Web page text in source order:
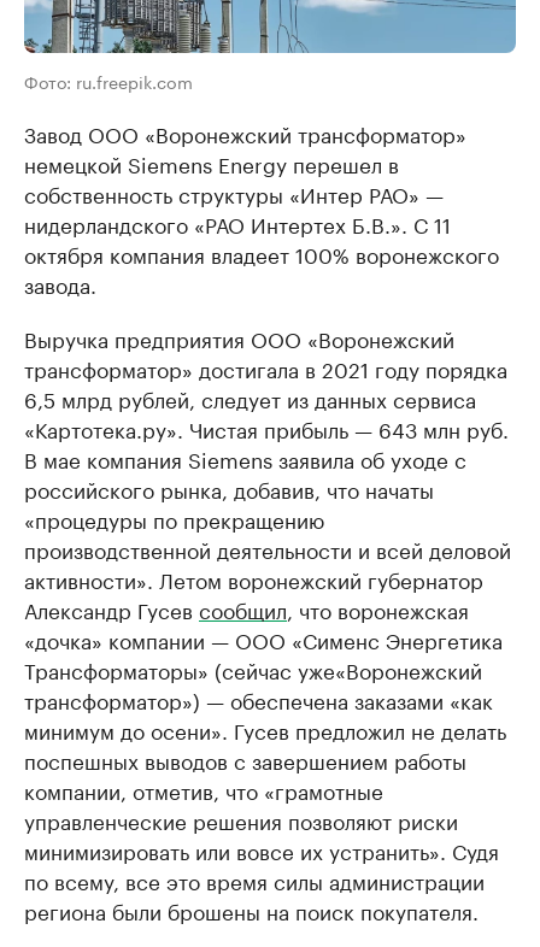
Фото: ru.freepik.com
Завод ООО «Воронежский трансформатор»
немецкой Siemens Energy перешел в
собственность структуры «Интер РАО» —
нидерландского «РАО Интертех Б.В.». С 11
октября компания владеет 100% воронежского
завода.
Выручка предприятия ООО «Воронежский
трансформатор» достигала в 2021 году порядка
6,5 млрд рублей, следует из данных сервиса
«Картотека.ру». Чистая прибыль — 643 млн руб.
В мае компания Siemens заявила об уходе с
российского рынка, добавив, что начаты
«процедуры по прекращению
производственной деятельности и всей деловой
активности». Летом воронежский губернатор
Александр Гусев сообщил, что воронежская
«дочка» компании — ООО «Сименс Энергетика
Трансформаторы» (сейчас уже«Воронежский
трансформатор») — обеспечена заказами «как
минимум до осени». Гусев предложил не делать
поспешных выводов с завершением работы
компании, отметив, что «грамотные
управленческие решения позволяют риски
минимизировать или вовсе их устранить». Судя
по всему, все это время силы администрации
региона были брошены на поиск покупателя.